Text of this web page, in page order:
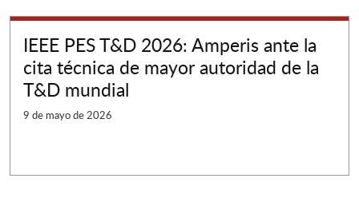
IEEE PES T&D 2026: Amperis ante la
cita técnica de mayor autoridad de la
T&D mundial
9 de mayo de 2026